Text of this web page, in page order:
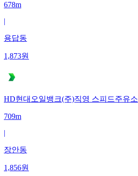
678m
|
용답동
1,873원
HD현대오일뱅크(주)직영 스피드주유소
709m
|
장안동
1,856원